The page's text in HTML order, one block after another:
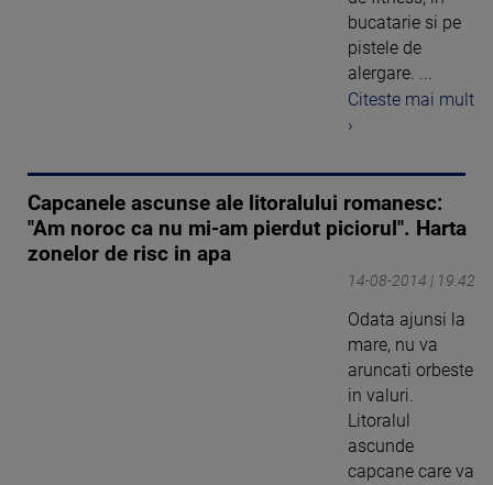
bucatarie si pe
pistele de
alergare. ...
Citeste mai mult
›
Capcanele ascunse ale litoralului romanesc:
"Am noroc ca nu mi-am pierdut piciorul". Harta
zonelor de risc in apa
14-08-2014 | 19:42
Odata ajunsi la
mare, nu va
aruncati orbeste
in valuri.
Litoralul
ascunde
capcane care va